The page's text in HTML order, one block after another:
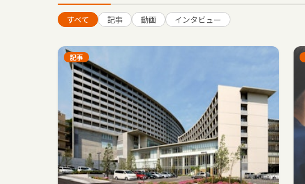
すべて 記事 動画 インタビュー
記事